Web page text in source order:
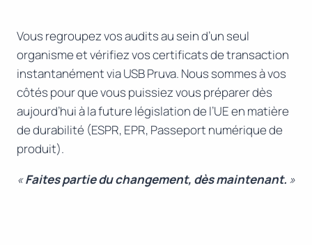
Vous regroupez vos audits au sein d’un seul
organisme et vérifiez vos certificats de transaction
instantanément via USB Pruva. Nous sommes à vos
côtés pour que vous puissiez vous préparer dès
aujourd’hui à la future législation de l’UE en matière
de durabilité (ESPR, EPR, Passeport numérique de
produit).
«Faites partie du changement, dès maintenant. »